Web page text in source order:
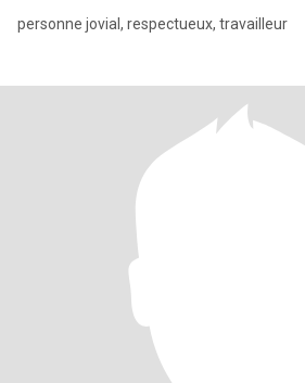
personne jovial, respectueux, travailleur